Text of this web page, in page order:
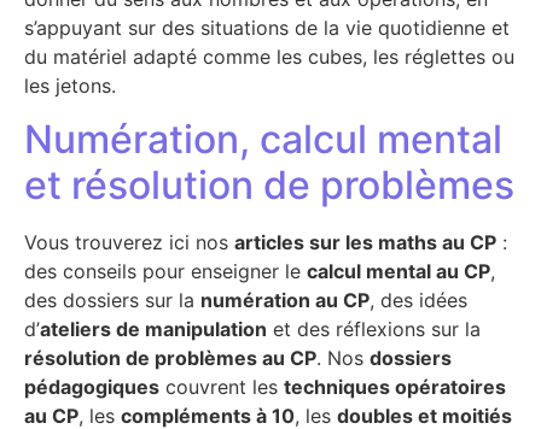
s’appuyant sur des situations de la vie quotidienne et
du matériel adapté comme les cubes, les réglettes ou
les jetons.
Numération, calcul mental
et résolution de problèmes
Vous trouverez ici nos articles sur les maths au CP :
des conseils pour enseigner le calcul mental au CP,
des dossiers sur la numération au CP, des idées
d’ateliers de manipulation et des réflexions sur la
résolution de problèmes au CP. Nos dossiers
pédagogiques couvrent les techniques opératoires
au CP, les compléments à 10, les doubles et moitiés